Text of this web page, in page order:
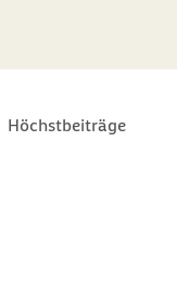
Höchstbeiträge